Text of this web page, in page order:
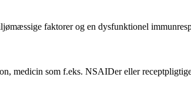
faktorer og en dysfunktionel
medicin som f.eks. NSAIDer eller